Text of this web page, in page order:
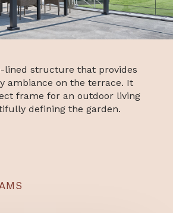
lined structure that provides
ambiance on the terrace. It
frame for an outdoor living
defining the garden.